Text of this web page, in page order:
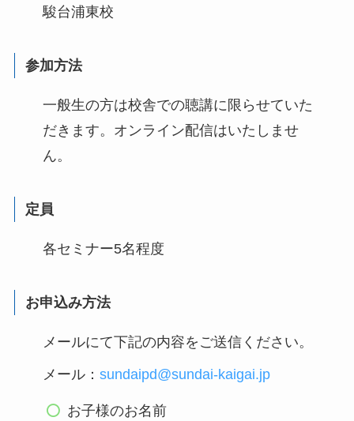
駿台浦東校
参加方法
一般生の方は校舎での聴講に限らせていた
だきます。オンライン配信はいたしませ
ん。
定員
各セミナー5名程度
お申込み方法
メールにて下記の内容をご送信ください。
メール： sundaipd@sundai-kaigai.jp
お子様のお名前